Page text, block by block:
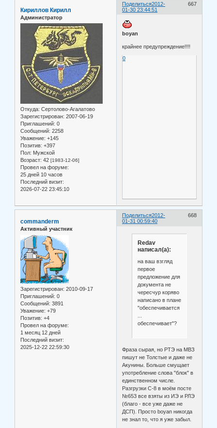
Поделиться 667
2012-
01-30 23:44:51
Кириллов Кирилл
Администратор
Откуда: Сертолово-Агалатово
Зарегистрирован: 2007-06-19
Приглашений: 0
Сообщений: 2258
Уважение: +145
Позитив: +397
Пол: Мужской
Возраст: 42 [1983-12-06]
Провел на форуме:
25 дней 10 часов
Последний визит:
2026-07-22 23:45:10
boyan
крайнее предупреждение!!!!
0
Поделиться 668
2012-
01-31 00:59:40
commanderm
Активный участник
Зарегистрирован: 2010-09-17
Приглашений: 0
Сообщений: 3891
Уважение: +79
Позитив: +4
Провел на форуме:
1 месяц 12 дней
Последний визит:
2025-12-22 22:59:30
Redav
написал(а):
на ваш взгляд
первое
предложение для
документа не
чересчур коряво
написано в плане
"обеспечивается
обеспечивает"?
Фраза сырая, но РТЭ на МВЗ
пишут не Толстые и даже не
Акунины. Больше смущает
употребление слова "блок" в
единственном числе.
Разгрузки С-8 в моём посте
№653 все взяты из ИЭ и РЛЭ
(благо - все уже даже не
ДСП). Просто boyan никогда
не знал то, что я уже забыл.